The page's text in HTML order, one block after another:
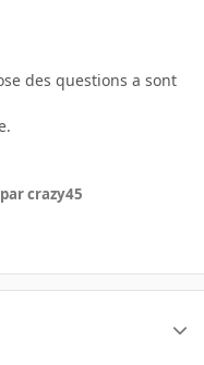
des questions a sont
par crazy45